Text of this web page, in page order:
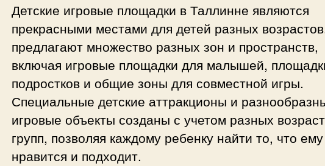
Детские игровые площадки в Таллинне являются
прекрасными местами для детей разных
предлагают множество разных зон и пространств,
включая игровые площадки для малышей,
подростков и общие зоны для совместной игры.
Специальные детские аттракционы и
игровые объекты созданы с учетом разных
групп, позволяя каждому ребенку найти то, что ему
нравится и подходит.